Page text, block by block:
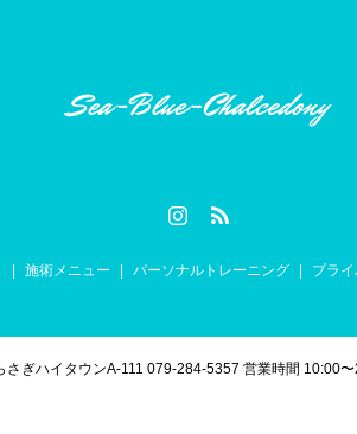
施術メニュー パーソナルトレーニング プラ
ぎハイタウンA-111 079-284-5357 営業時間 10:00